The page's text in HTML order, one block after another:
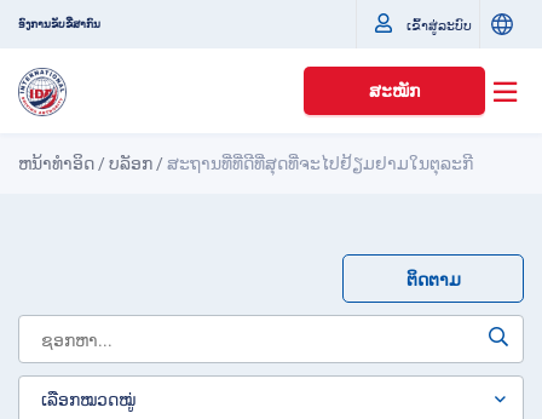
ອົງການຂັບຂີ່ສາກົນ ເຂົ້າສູ່ລະບົບ
ສະໝັກ
ຫນ້າທໍາອິດ /ບລັອກ /ສະຖານທີ່ທີ່ດີທີ່ສຸດທີ່ຈະໄປຢ້ຽມຢາມໃນຕຸລະກີ
ຕິດຕາມ